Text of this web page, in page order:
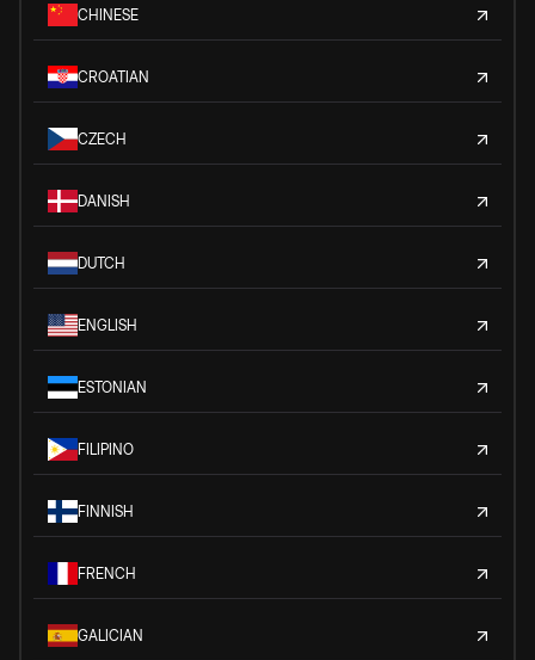
CHINESE
CROATIAN
CZECH
DANISH
DUTCH
ENGLISH
ESTONIAN
FILIPINO
FINNISH
FRENCH
GALICIAN